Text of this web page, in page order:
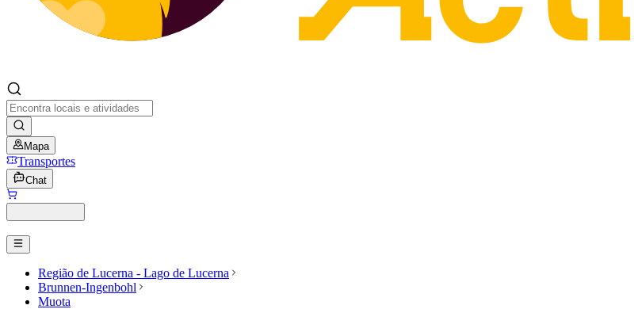
Mapa
Transportes
Chat
Região de Lucerna - Lago de Lucerna
Brunnen-Ingenbohl
Muota